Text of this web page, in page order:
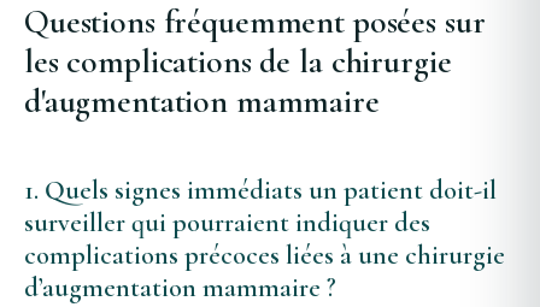
Questions fréquemment posées sur
les complications de la chirurgie
d'augmentation mammaire
1. Quels signes immédiats un patient doit-il
surveiller qui pourraient indiquer des
complications précoces liées à une chirurgie
d’augmentation mammaire ?